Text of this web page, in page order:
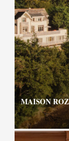
MAISON